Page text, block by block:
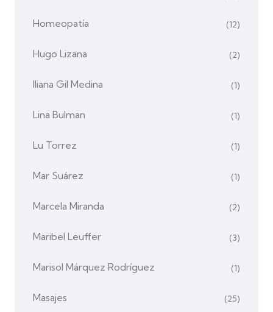
Homeopatía (12)
Hugo Lizana (2)
Iliana Gil Medina (1)
Lina Bulman (1)
Lu Torrez (1)
Mar Suárez (1)
Marcela Miranda (2)
Maribel Leuffer (3)
Marisol Márquez Rodríguez (1)
Masajes (25)